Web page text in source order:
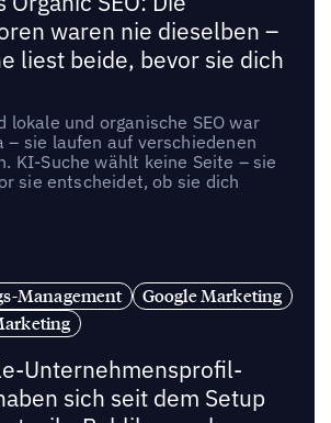
waren nie dieselben –
liest beide, bevor sie dich
lokale und organische SEO war
– sie laufen auf verschiedenen
KI-Suche wählt keine Seite – sie
sie entscheidet, ob sie dich
Management
Google Marketing
Unternehmensprofil-
sich seit dem Setup